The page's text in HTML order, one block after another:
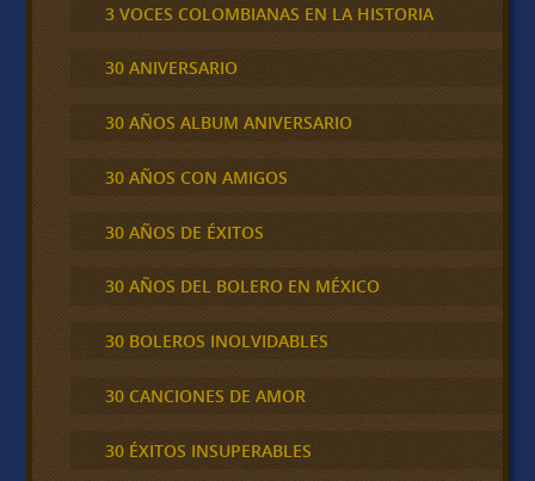
3 VOCES COLOMBIANAS EN LA HISTORIA
30 ANIVERSARIO
30 AÑOS ALBUM ANIVERSARIO
30 AÑOS CON AMIGOS
30 AÑOS DE ÉXITOS
30 AÑOS DEL BOLERO EN MÉXICO
30 BOLEROS INOLVIDABLES
30 CANCIONES DE AMOR
30 ÉXITOS INSUPERABLES